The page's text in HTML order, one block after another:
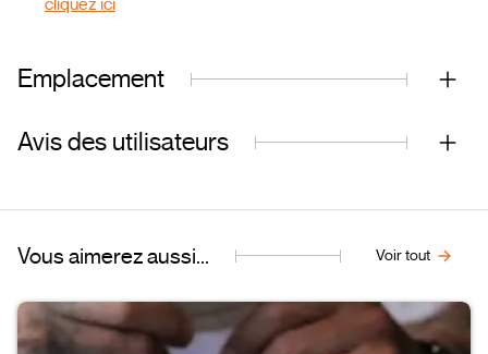
Emplacement
Avis des utilisateurs
Vous aimerez aussi... Voir tout